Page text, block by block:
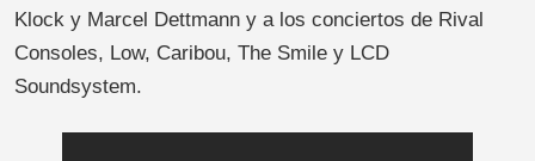
Klock y Marcel Dettmann y a los conciertos de Rival
Consoles, Low, Caribou, The Smile y LCD
Soundsystem.